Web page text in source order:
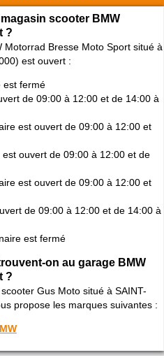
scooter BMW
?
Motorrad Bresse Moto Sport situé à
est ouvert :
est fermé
de 09:00 à 12:00 et de 14:00 à
est ouvert de 09:00 à 12:00 et
ouvert de 09:00 à 12:00 et de
est ouvert de 09:00 à 12:00 et
de 09:00 à 12:00 et de 14:00 à
est fermé
on au garage BMW
?
Gus Moto situé à SAINT-
propose les marques suivantes :